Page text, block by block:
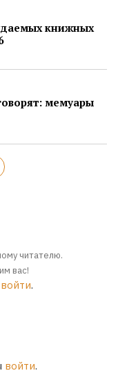
книжных
мемуары
читателю.
вас!
войти.
войти.